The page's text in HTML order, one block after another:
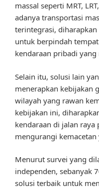
massal seperti MRT,
adanya transportasi
terintegrasi,
untuk berpindah
kendaraan pribadi
Selain itu, solusi lain
menerapkan kebijakan
wilayah yang rawan
kebijakan ini,
kendaraan di jalan raya
mengurangi
Menurut survei yang
independen, sebanyak
solusi terbaik untuk